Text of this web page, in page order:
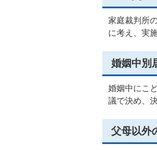
家庭裁判所
に考え、実
婚姻中別
婚姻中にこ
議で決め、
父母以外